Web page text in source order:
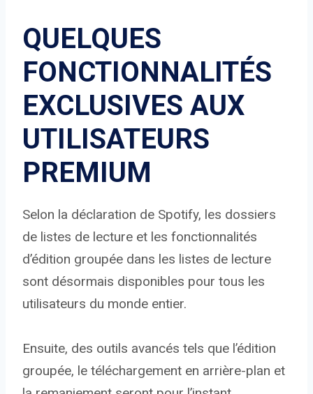
QUELQUES
FONCTIONNALITÉS
EXCLUSIVES AUX
UTILISATEURS
PREMIUM
Selon la déclaration de Spotify, les dossiers
de listes de lecture et les fonctionnalités
d’édition groupée dans les listes de lecture
sont désormais disponibles pour tous les
utilisateurs du monde entier.
Ensuite, des outils avancés tels que l’édition
groupée, le téléchargement en arrière-plan et